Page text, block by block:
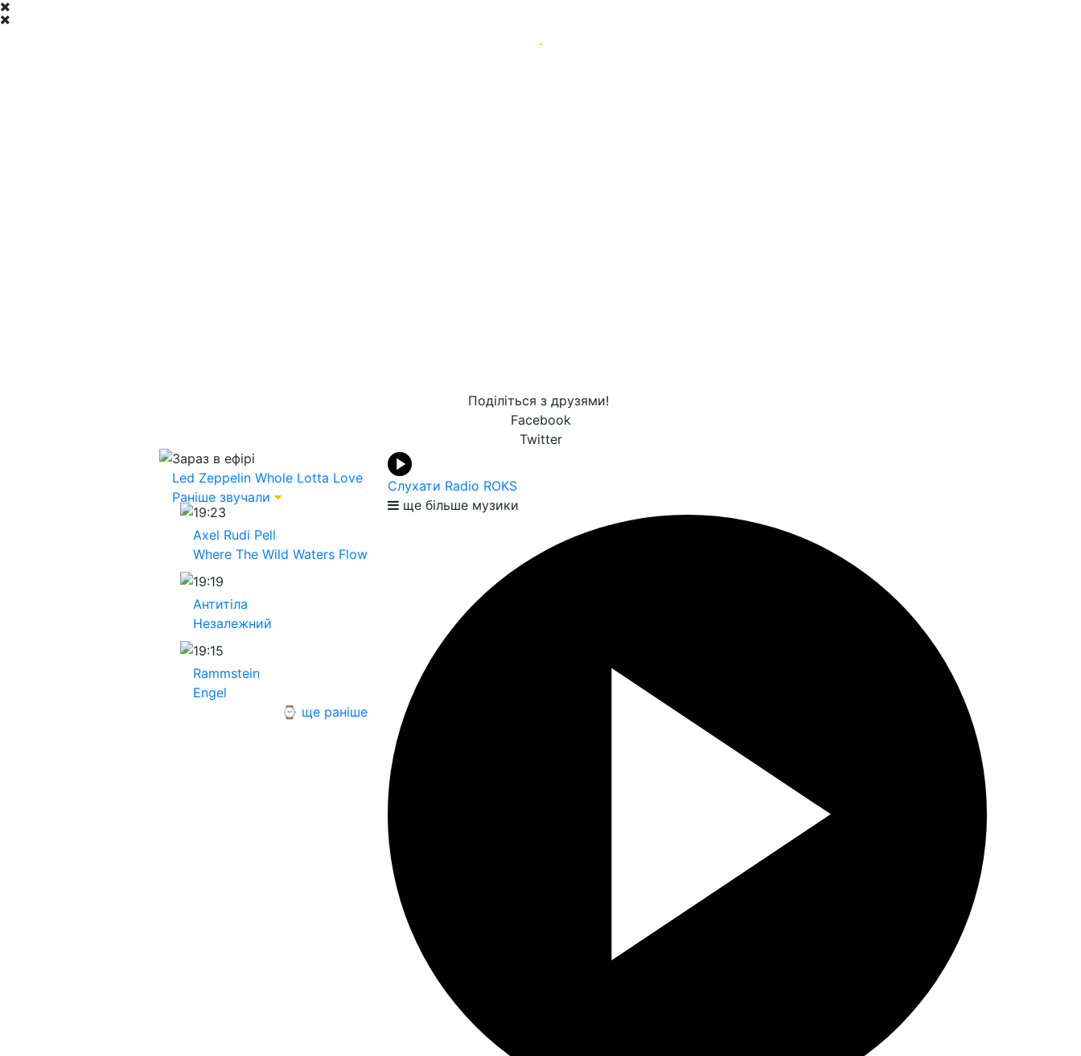
-
Поділіться з друзями!
Facebook
Twitter
Зараз в ефірі
Led Zeppelin Whole Lotta Love
Раніше звучали
19:23
Axel Rudi Pell
Where The Wild Waters Flow
19:19
Антитіла
Незалежний
19:15
Rammstein
Engel
⌚ ще раніше
Слухати Radio ROKS
ще більше музики